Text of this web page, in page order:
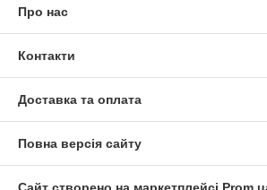
Про нас
Контакти
Доставка та оплата
Повна версія сайту